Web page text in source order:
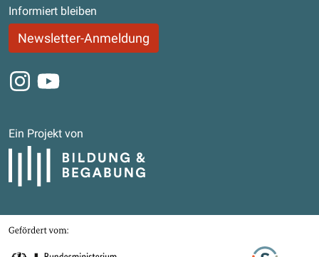
Informiert bleiben
Newsletter-Anmeldung
Instagram
Youtube
Ein Projekt von
Bildung und Begabung
Gefördert von
Bundesministerium für Bildung, Familie, Senioren, Frauen und Jugend
Stifterverband